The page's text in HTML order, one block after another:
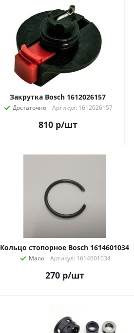
Закрутка Bosch 1612026157
Достаточно Артикул: 1612026157
810р/шт
Кольцо стопорное Bosch 1614601034
Мало Артикул: 1614601034
270р/шт